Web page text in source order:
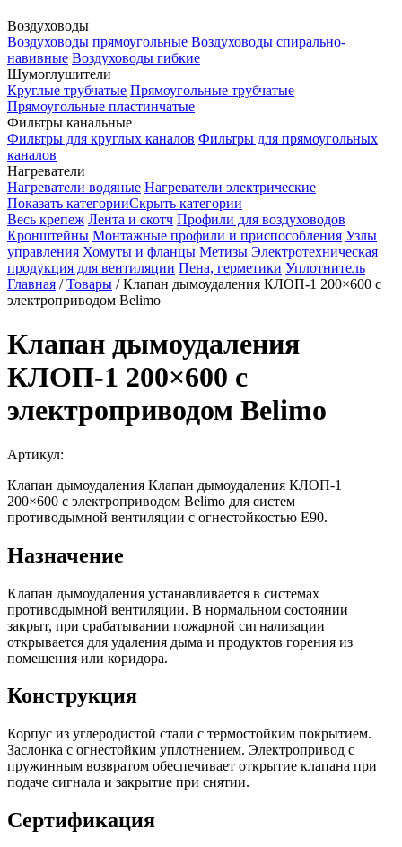
Воздуховоды
Воздуховоды прямоугольные Воздуховоды спирально-
навивные Воздуховоды гибкие
Шумоглушители
Круглые трубчатые Прямоугольные трубчатые
Прямоугольные пластинчатые
Фильтры канальные
Фильтры для круглых каналов Фильтры для прямоугольных
каналов
Нагреватели
Нагреватели водяные Нагреватели электрические
Показать категорииСкрыть категории
Весь крепеж Лента и скотч Профили для воздуховодов
Кронштейны Монтажные профили и приспособления Узлы
управления Хомуты и фланцы Метизы Электротехническая
продукция для вентиляции Пена, герметики Уплотнитель
Главная /Товары /Клапан дымоудаления КЛОП-1 200×600 с
электроприводом Belimo
Клапан дымоудаления
КЛОП-1 200×600 с
электроприводом Belimo
Артикул:
Клапан дымоудаления Клапан дымоудаления КЛОП-1
200×600 с электроприводом Belimo для систем
противодымной вентиляции с огнестойкостью E90.
Назначение
Клапан дымоудаления устанавливается в системах
противодымной вентиляции. В нормальном состоянии
закрыт, при срабатывании пожарной сигнализации
открывается для удаления дыма и продуктов горения из
помещения или коридора.
Конструкция
Корпус из углеродистой стали с термостойким покрытием.
Заслонка с огнестойким уплотнением. Электропривод с
пружинным возвратом обеспечивает открытие клапана при
подаче сигнала и закрытие при снятии.
Сертификация